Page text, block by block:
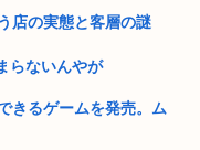
一切なし… 高市早苗
店の実態と客層の謎
らないんやが
きるゲームを発売。ム